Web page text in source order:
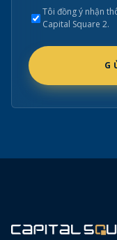
Tôi đồng ý nhận
Capital Square 2.